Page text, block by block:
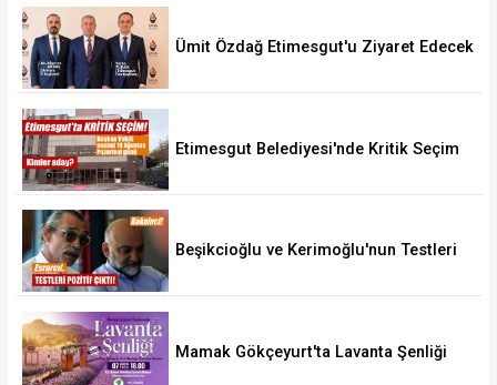
Ümit Özdağ Etimesgut'u Ziyaret Edecek
Etimesgut Belediyesi'nde Kritik Seçim
Beşikcioğlu ve Kerimoğlu'nun Testleri
Mamak Gökçeyurt'ta Lavanta Şenliği